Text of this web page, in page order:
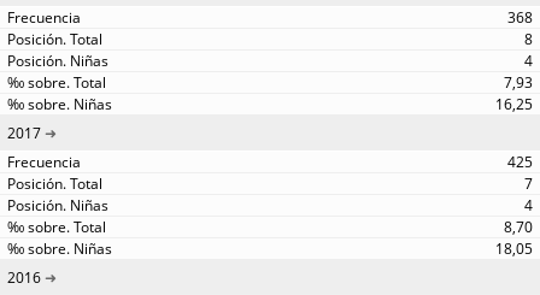
368
8
4
7,93
16,25
2017
425
7
4
8,70
18,05
2016